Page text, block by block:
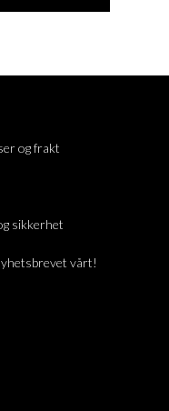
og frakt
sikkerhet
vårt!